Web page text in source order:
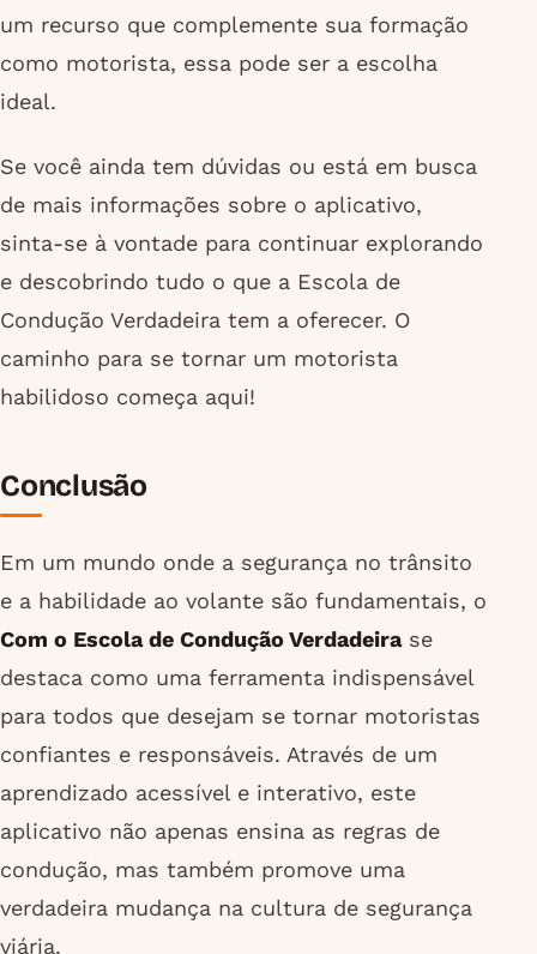
um recurso que complemente sua formação
como motorista, essa pode ser a escolha
ideal.
Se você ainda tem dúvidas ou está em busca
de mais informações sobre o aplicativo,
sinta-se à vontade para continuar explorando
e descobrindo tudo o que a Escola de
Condução Verdadeira tem a oferecer. O
caminho para se tornar um motorista
habilidoso começa aqui!
Conclusão
Em um mundo onde a segurança no trânsito
e a habilidade ao volante são fundamentais, o
Com o Escola de Condução Verdadeirase
destaca como uma ferramenta indispensável
para todos que desejam se tornar motoristas
confiantes e responsáveis. Através de um
aprendizado acessível e interativo, este
aplicativo não apenas ensina as regras de
condução, mas também promove uma
verdadeira mudança na cultura de segurança
viária.